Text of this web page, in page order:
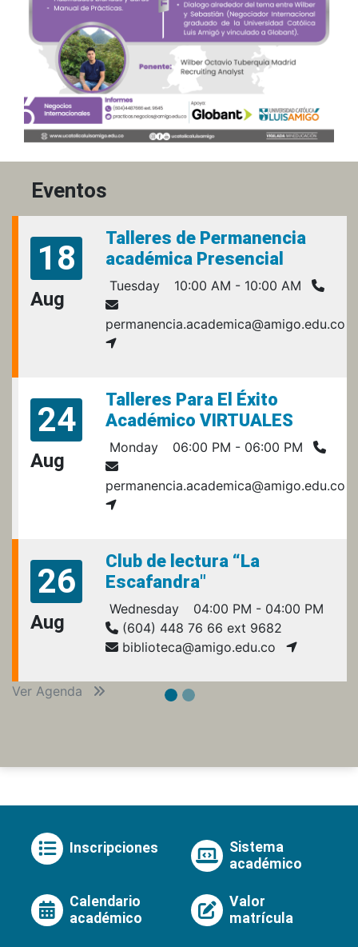
Eventos
18
Aug
Talleres de Permanencia
académica Presencial
Tuesday 10:00 AM - 10:00 AM
permanencia.academica@amigo.edu.co
24
Aug
Talleres Para El Éxito
Académico VIRTUALES
Monday 06:00 PM - 06:00 PM
permanencia.academica@amigo.edu.co
26
Aug
Club de lectura “La
Escafandra"
Wednesday
04:00 PM - 04:00 PM
(604) 448 76 66 ext 9682
biblioteca@amigo.edu.co
Ver Agenda
Inscripciones
Sistema
académico
Calendario
académico
Valor
matrícula